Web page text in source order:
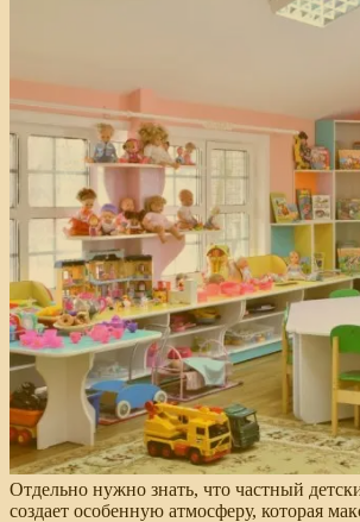
Отдельно нужно знать, что частный
создает особенную атмосферу, которая